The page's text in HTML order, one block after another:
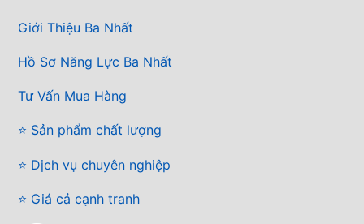
Giới Thiệu Ba Nhất
Hồ Sơ Năng Lực Ba Nhất
Tư Vấn Mua Hàng
⭐ Sản phẩm chất lượng
⭐ Dịch vụ chuyên nghiệp
⭐ Giá cả cạnh tranh